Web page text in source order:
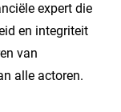
expert die
en integriteit
van
alle actoren.